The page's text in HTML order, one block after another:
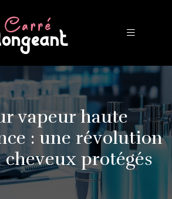
vapeur haute
: une révolution
cheveux protégés